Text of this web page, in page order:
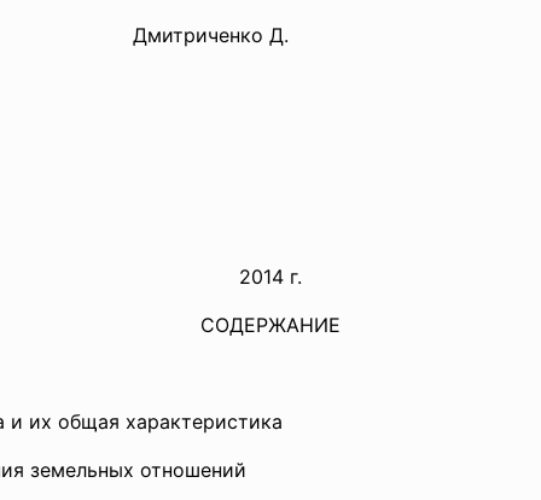
Д.
2014 г.
СОДЕРЖАНИЕ
и их общая характеристика
земельных отношений